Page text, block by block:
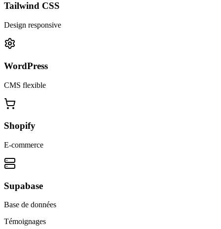
Tailwind CSS
Design responsive
WordPress
CMS flexible
Shopify
E-commerce
Supabase
Base de données
Témoignages